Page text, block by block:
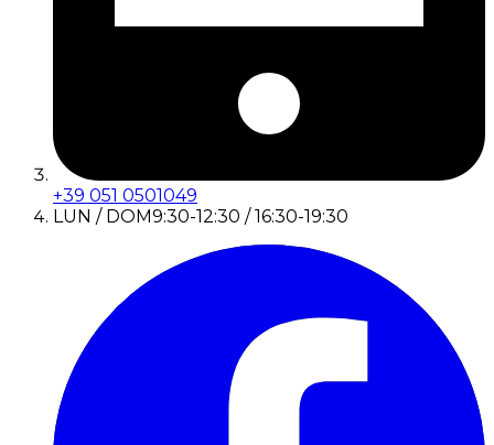
+39 051 0501049
LUN / DOM9:30-12:30 / 16:30-19:30